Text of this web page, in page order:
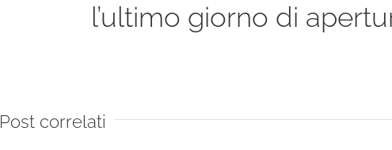
l’ultimo giorno di
Post correlati